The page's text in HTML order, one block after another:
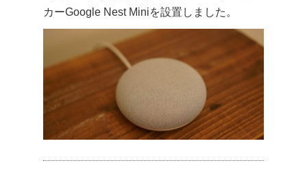
カーGoogle Nest Miniを設置しました。